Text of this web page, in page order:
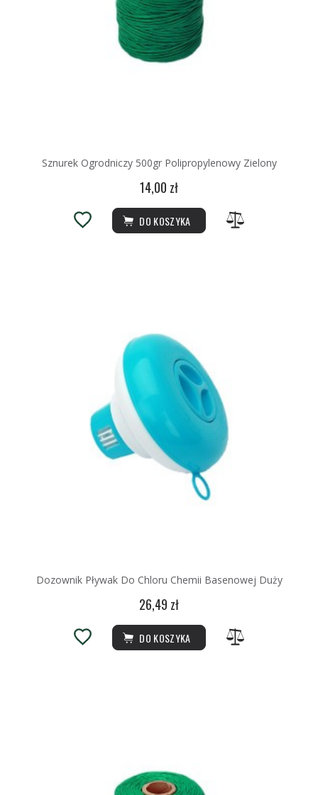
Sznurek Ogrodniczy 500gr Polipropylenowy Zielony
14,00 zł
DO KOSZYKA
Dozownik Pływak Do Chloru Chemii Basenowej Duży
26,49 zł
DO KOSZYKA